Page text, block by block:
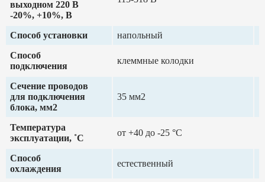
выходном 220 В
-20%, +10%, В
Способ установки
напольный
Способ
подключения
клеммные колодки
Сечение проводов
для подключения
блока, мм2
35 мм2
Температура
эксплуатации, ˚С
от +40 до -25 °C
Способ
охлаждения
естественный